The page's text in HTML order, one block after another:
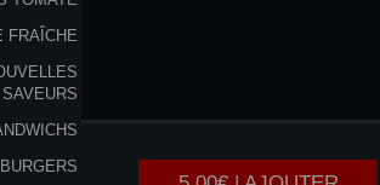
FRAÎCHE
SAVEURS
BURGERS